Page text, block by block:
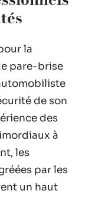
la
pare-brise
de son
des
à
les
par les
un haut